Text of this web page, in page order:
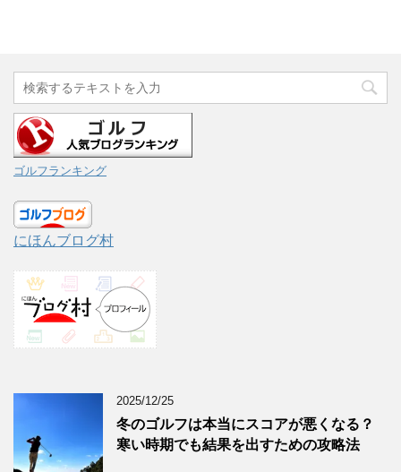
ゴルフランキング
にほんブログ村
2025/12/25
冬のゴルフは本当にスコアが悪くなる？
寒い時期でも結果を出すための攻略法